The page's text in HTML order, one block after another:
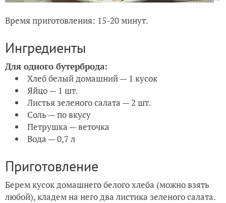
Время приготовления: 15-20 минут.
Ингредиенты
Для одного бутерброда:
Хлеб белый домашний — 1 кусок
Яйцо — 1 шт.
Листья зеленого салата — 2 шт.
Соль — по вкусу
Петрушка — веточка
Вода — 0,7 л
Приготовление
Берем кусок домашнего белого хлеба (можно взять
любой), кладем на него два листика зеленого салата.